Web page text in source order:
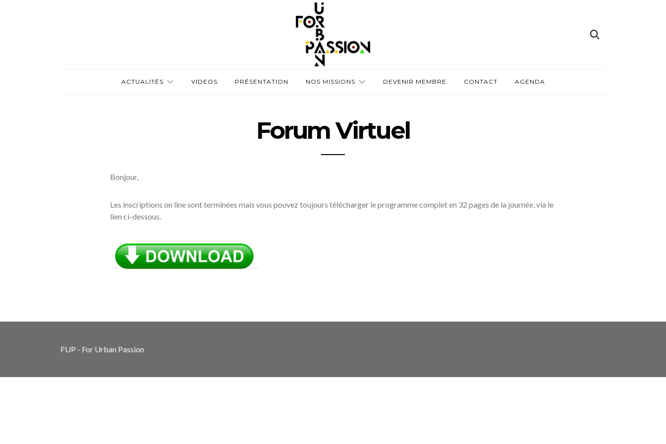
ACTUALITÉS VIDEOS PRÉSENTATION NOS MISSIONS DEVENIR MEMBRE CONTACT AGENDA
Forum Virtuel
Bonjour,
Les inscriptions on line sont terminées mais vous pouvez toujours télécharger le programme complet en 32 pages de la journée, via le
lien ci-dessous.
FUP - For Urban Passion